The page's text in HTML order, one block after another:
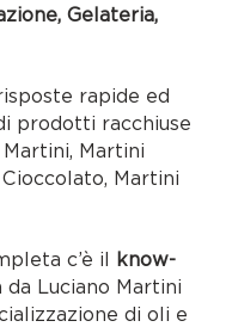
Gelateria,
rapide ed
prodotti racchiuse
Martini
Martini
c’è il know-
da Luciano Martini
di oli e